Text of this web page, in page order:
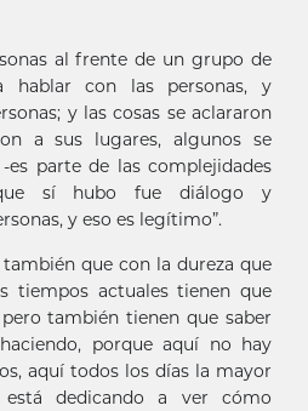
al frente de un grupo de
hablar con las personas, y
y las cosas se aclararon
a sus lugares, algunos se
parte de las complejidades
sí hubo fue diálogo y
y eso es legítimo”.
que con la dureza que
tiempos actuales tienen que
también tienen que saber
porque aquí no hay
aquí todos los días la mayor
dedicando a ver cómo